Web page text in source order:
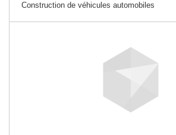
Construction de véhicules automobiles